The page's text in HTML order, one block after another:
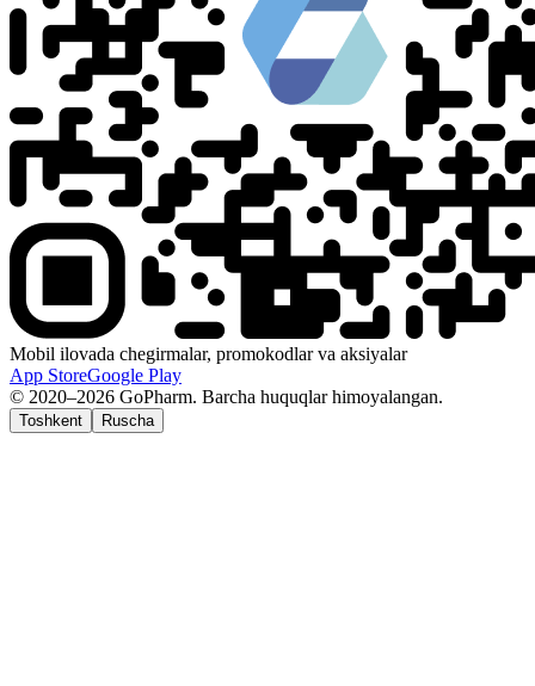
Mobil ilovada chegirmalar, promokodlar va aksiyalar
App StoreGoogle Play
© 2020–2026 GoPharm. Barcha huquqlar himoyalangan.
Toshkent Ruscha